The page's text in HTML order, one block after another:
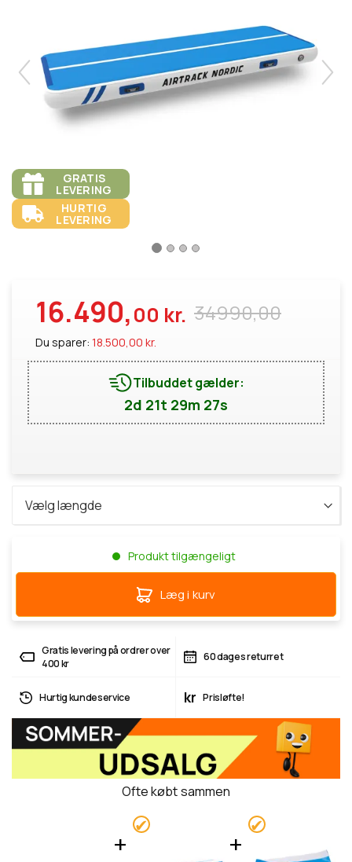
GRATIS
LEVERING
HURTIG
LEVERING
34990,00
16.490,00 kr.
Du sparer: 18.500,00 kr.
Tilbuddet gælder:
2d 21t 29m 27s
Produkt tilgængeligt
Læg i kurv
Gratis levering på ordrer over
400 kr
60 dages returret
Hurtig kundeservice kr Prisløfte!
Ofte købt sammen